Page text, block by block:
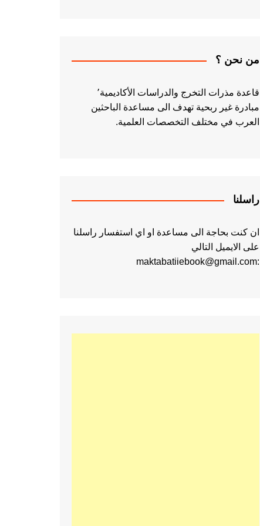
من نحن ؟
قاعدة مذرات التخرج والدراسات الأكاديمية٬
مبادرة غير ربحية تهدف الى مساعدة الباحثين
العرب في مختلف التخصصات العلمية.
راسلنا
ان كنت بحاجة الى مساعدة او اي استفسار راسلنا
على الايميل التالي
:maktabatiiebook@gmail.com